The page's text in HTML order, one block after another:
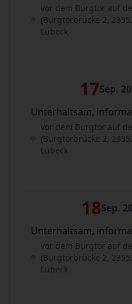
vor dem Burgtor auf
(Burgtorbrücke 2,
Lübeck
17Sep.
Unterhaltsam,
vor dem Burgtor auf
(Burgtorbrücke 2,
Lübeck
18Sep.
Unterhaltsam,
vor dem Burgtor auf
(Burgtorbrücke 2,
Lübeck